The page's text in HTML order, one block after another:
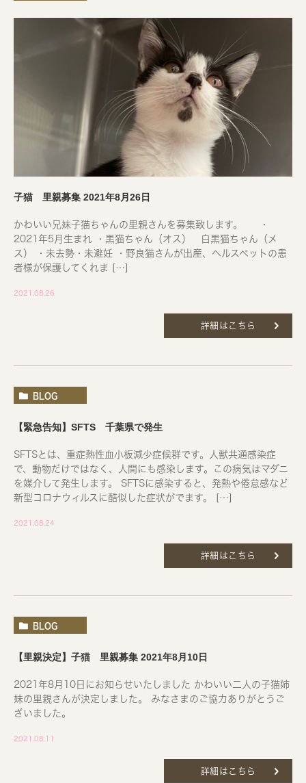
子猫 里親募集 2021年8月26日
かわいい兄妹子猫ちゃんの里親さんを募集致します。 ・
2021年5月生まれ ・黒猫ちゃん（オス） 白黒猫ちゃん（メ
ス） ・未去勢・未避妊 ・野良猫さんが出産、ヘルスペットの患
者様が保護してくれま […]
2021.08.26
詳細はこちら
BLOG
【緊急告知】SFTS 千葉県で発生
SFTSとは、重症熱性血小板減少症候群です。人獣共通感染症
で、動物だけではなく、人間にも感染します。この病気はマダニ
を媒介して発生します。 SFTSに感染すると、発熱や倦怠感など
新型コロナウィルスに酷似した症状がでます。 […]
2021.08.24
詳細はこちら
BLOG
【里親決定】子猫 里親募集 2021年8月10日
2021年8月10日にお知らせいたしました かわいい二人の子猫姉
妹の里親さんが決定しました。 みなさまのご協力ありがとうご
ざいました。
2021.08.11
詳細はこちら